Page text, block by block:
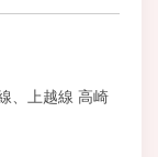
、上越線 高崎